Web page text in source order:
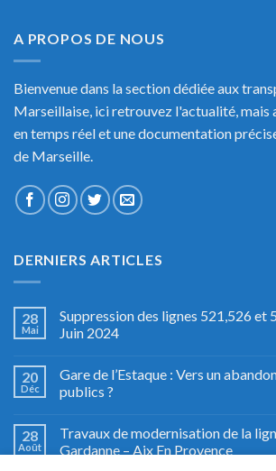
A PROPOS DE NOUS
Bienvenue dans la section dédiée aux
Marseillaise, ici retrouvez l'actualité, mais
en temps réel et une documentation
de Marseille.
DERNIERS ARTICLES
28
Mai
Suppression des lignes 521,526 et
Juin 2024
20
Déc
Gare de l’Estaque : Vers un
publics ?
28
Août
Travaux de modernisation de la
Gardanne – Aix En Provence